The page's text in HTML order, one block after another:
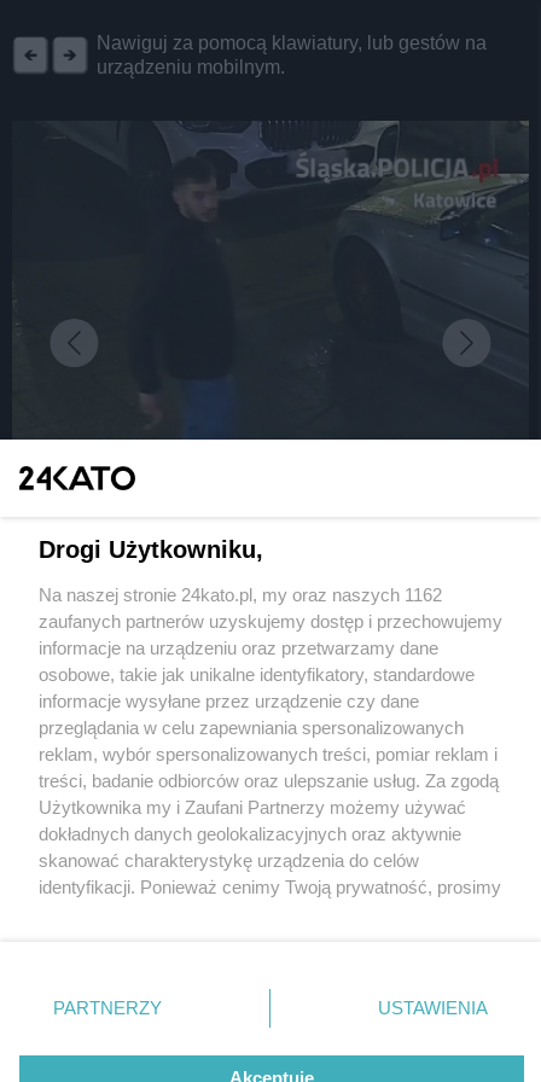
Nawiguj za pomocą klawiatury, lub gestów na
urządzeniu mobilnym.
Policja szuka mężczyzny, który uderzył w pięścią
w twarz 23-latka przed klubem muzycznym w
centrum Katowic
3 / 4
Podejrzany katowice rynek
02
Wydawca mediów lokalnych
Nie zapomnij
zapoznać się z:
polityką prywatności regulamin korzystania z portali
Twojemiasto
Piekary Śląskie
Chorzów
Tarnowskie Góry
Gliwice
Skontakuj sięz nami
Kontakt
Wydawca
Redakcja
Drogi Użytkowniku,
Na naszej stronie 24kato.pl, my oraz naszych 1162
zaufanych partnerów uzyskujemy dostęp i przechowujemy
informacje na urządzeniu oraz przetwarzamy dane
osobowe, takie jak unikalne identyfikatory, standardowe
informacje wysyłane przez urządzenie czy dane
przeglądania w celu zapewniania spersonalizowanych
reklam, wybór spersonalizowanych treści, pomiar reklam i
treści, badanie odbiorców oraz ulepszanie usług. Za zgodą
Użytkownika my i Zaufani Partnerzy możemy używać
dokładnych danych geolokalizacyjnych oraz aktywnie
skanować charakterystykę urządzenia do celów
identyfikacji. Ponieważ cenimy Twoją prywatność, prosimy
prywatności znajdujący się w lewym dolnym rogu strony
. Niektóre rodzaje przetwarzania danych nie wymagają
zgody użytkownika, ale masz prawo sprzeciwić się
takiemu przetwarzaniu. Preferencje będą miały
PARTNERZY USTAWIENIA
Akceptuję